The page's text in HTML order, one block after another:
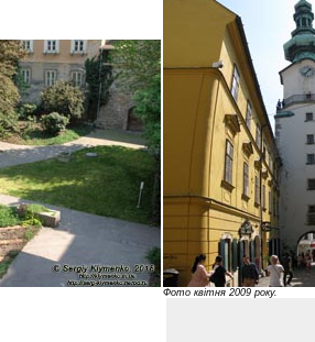
Фото квітня 2009 року.